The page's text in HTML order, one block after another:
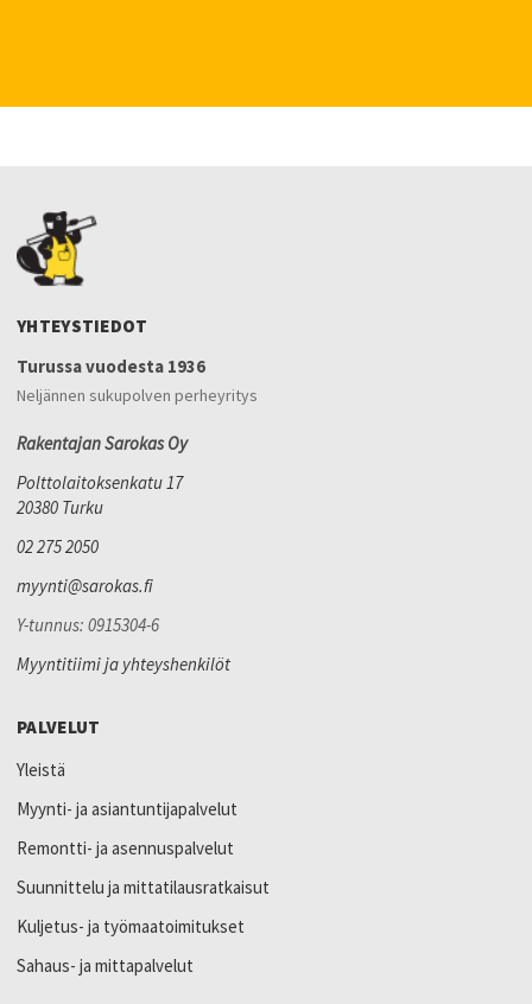
YHTEYSTIEDOT
Turussa vuodesta 1936
Neljännen sukupolven perheyritys
Rakentajan Sarokas Oy
Polttolaitoksenkatu 17
20380 Turku
02 275 2050
myynti@sarokas.fi
Y-tunnus: 0915304-6
Myyntitiimi ja yhteyshenkilöt
PALVELUT
Yleistä
Myynti- ja asiantuntijapalvelut
Remontti- ja asennuspalvelut
Suunnittelu ja mittatilausratkaisut
Kuljetus- ja työmaatoimitukset
Sahaus- ja mittapalvelut